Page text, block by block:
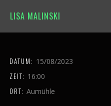
LISA MALINSKI
DATUM: 15/08/2023
ZEIT: 16:00
ORT: Aumühle